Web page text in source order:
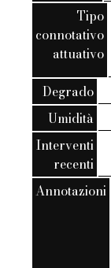
Tipo
connotativo
attuativo
Degrado
Umidità
Interventi
recenti
Annotazioni